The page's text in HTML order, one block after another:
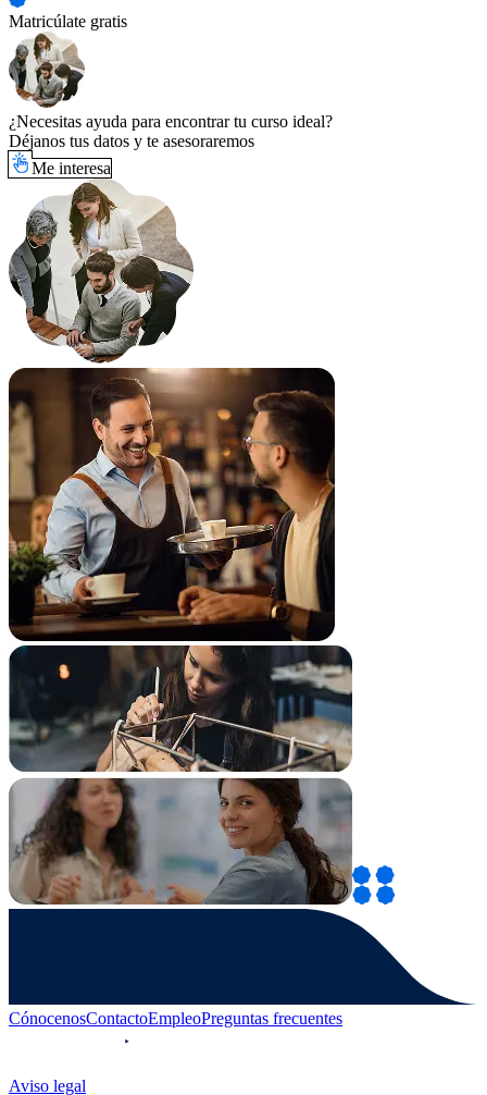
Matricúlate gratis
¿Necesitas ayuda para encontrar tu curso ideal?
Déjanos tus datos y te asesoraremos
Me interesa
CónocenosContactoEmpleoPreguntas frecuentes
Aviso legal